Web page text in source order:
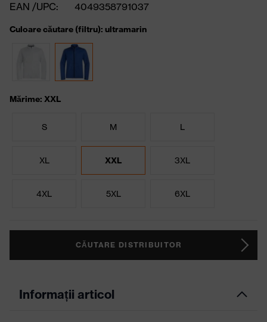
EAN /UPC:
4049358791037
Culoare căutare (filtru): ultramarin
Mărime: XXL
S M L
XL XXL 3XL
4XL 5XL 6XL
CĂUTARE DISTRIBUITOR
Informații articol